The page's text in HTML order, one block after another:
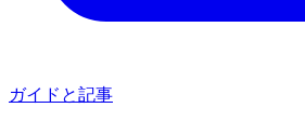
ガイドと記事